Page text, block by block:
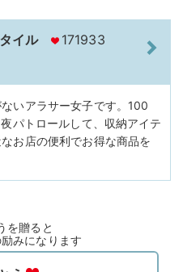
イル 171933
いアラサー女子です。100
パトロールして、収納アイテ
お店の便利でお得な商品を
を贈ると
みになります